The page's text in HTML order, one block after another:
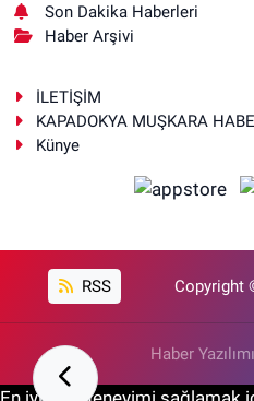
Son Dakika Haberleri
Haber Arşivi
İLETİŞİM
KAPADOKYA MUŞKARA
Künye
RSS Copyright
Haber